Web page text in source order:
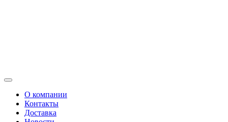
О компании
Контакты
Доставка